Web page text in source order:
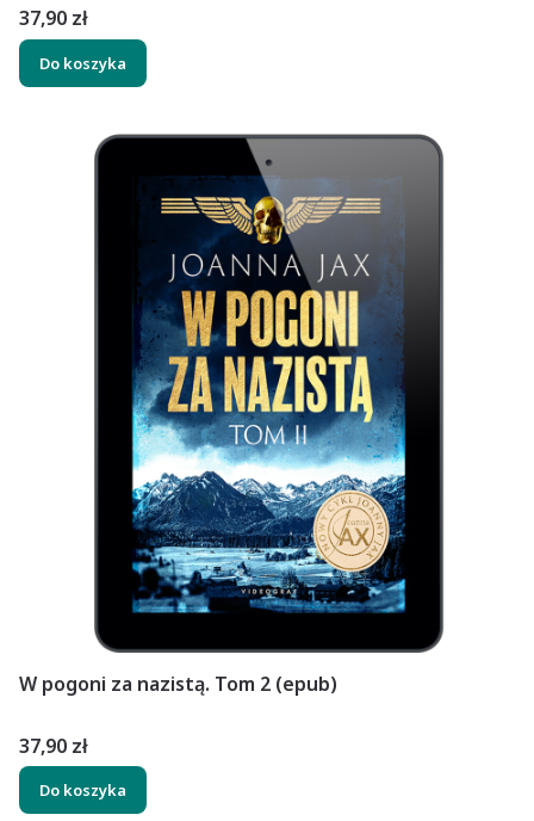
Cena
37,90 zł
Do koszyka
W pogoni za nazistą. Tom 2 (epub)
Cena
37,90 zł
Do koszyka